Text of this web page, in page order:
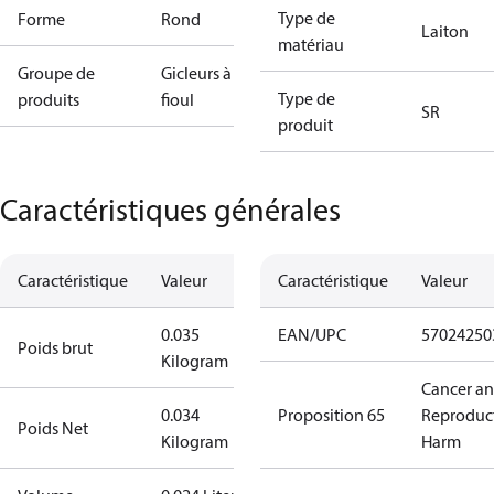
Forme Rond
Groupe de
produits
Gicleurs à
fioul
Type de
matériau
Laiton
Type de
produit
SR
Caractéristiques générales
Caractéristique Valeur
Poids brut
0.035
Kilogram
Poids Net
0.034
Kilogram
Caractéristique Valeur
EAN/UPC
Proposition 65
Cancer
Harm